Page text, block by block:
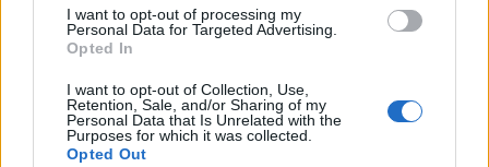
I want to opt-out of processing my
Personal Data for Targeted Advertising.
Opted In
I want to opt-out of Collection, Use,
Retention, Sale, and/or Sharing of my
Personal Data that Is Unrelated with the
Purposes for which it was collected.
Opted Out
PERIODO CLASSICO
De Legibus, Libro 1, Paragrafo 27
PERIODO CLASSICO
De Legibus, Libro 1, Paragrafo 43